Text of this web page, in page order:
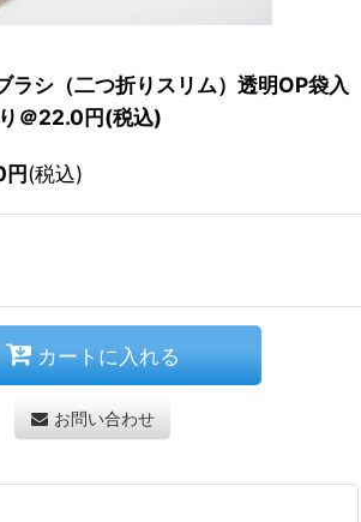
ラシ（二つ折りスリム）透明OP袋入
＠22.0円(税込)
円(税込)
カートに入れる
お問い合わせ